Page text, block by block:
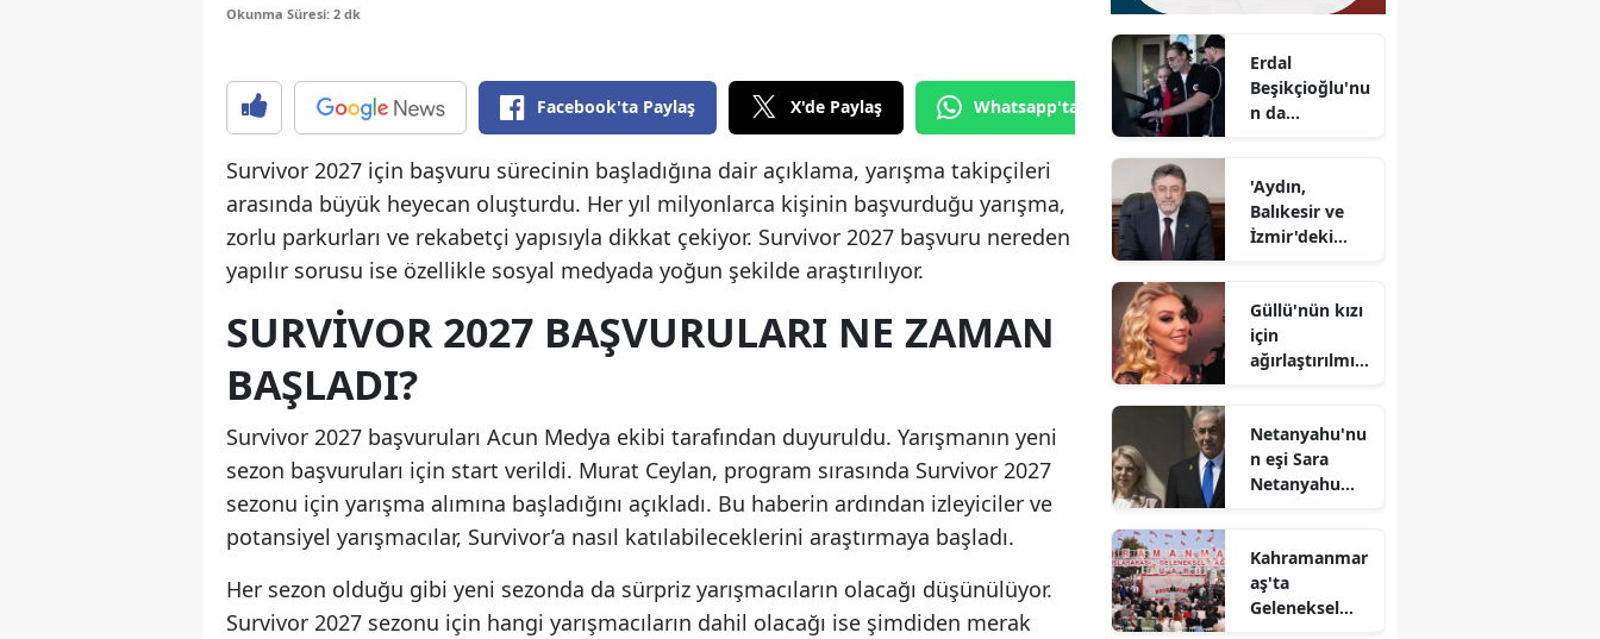
Erzincan
Eskişehir
Gaziantep
Gümüşhane
Hatay
Isparta
Mersin
İstanbul
Okunma Süresi: 2 dk
Facebook'ta Paylaş X'de Paylaş Whatsapp'tan Gönder
Survivor 2027 için başvuru sürecinin başladığına dair açıklama, yarışma takipçileri
arasında büyük heyecan oluşturdu. Her yıl milyonlarca kişinin başvurduğu yarışma,
zorlu parkurları ve rekabetçi yapısıyla dikkat çekiyor. Survivor 2027 başvuru nereden
yapılır sorusu ise özellikle sosyal medyada yoğun şekilde araştırılıyor.
SURVIVOR 2027 BAŞVURULARI NE ZAMAN
BAŞLADI?
Survivor 2027 başvuruları Acun Medya ekibi tarafından duyuruldu. Yarışmanın yeni
sezon başvuruları için start verildi. Murat Ceylan, program sırasında Survivor 2027
sezonu için yarışma alımına başladığını açıkladı. Bu haberin ardından izleyiciler ve
potansiyel yarışmacılar, Survivor’a nasıl katılabileceklerini araştırmaya başladı.
Her sezon olduğu gibi yeni sezonda da sürpriz yarışmacıların olacağı düşünülüyor.
Survivor 2027 sezonu için hangi yarışmacıların dahil olacağı ise şimdiden merak
Erdal
Beşikçioğlu'nu
n da
şüpheli
adliyeye sevk
edildi
'Aydın,
Balıkesir ve
İzmir'deki
kontrol
altında'
Güllü'nün kızı
için
ağırlaştırılmış
Netanyahu'nu
n eşi Sara
Netanyahu
çarpıcı
suçlamalar
Kahramanmar
aş'ta
Geleneksel